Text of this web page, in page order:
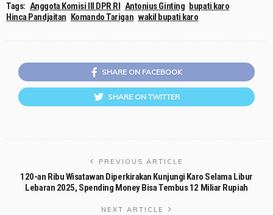
Tags: Anggota Komisi III DPR RI Antonius Ginting bupati karo
Hinca Pandjaitan
Komando Tarigan wakil bupati karo
SHARE ON FACEBOOK
SHARE ON TWITTER
PREVIOUS ARTICLE
120-an Ribu Wisatawan Diperkirakan Kunjungi Karo Selama Libur
Lebaran 2025, Spending Money Bisa Tembus 12 Miliar Rupiah
NEXT ARTICLE